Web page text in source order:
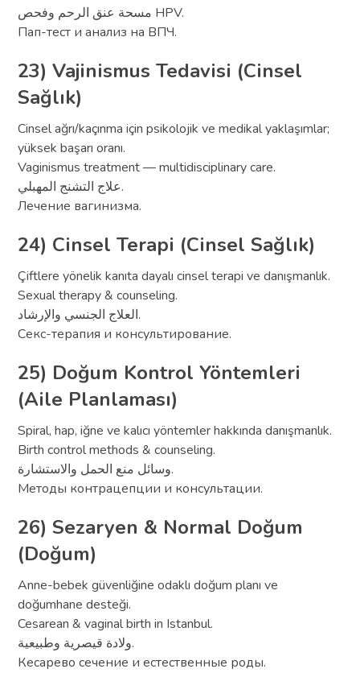
مسحة عنق الرحم وفحص HPV.
Пап-тест и анализ на ВПЧ.
23) Vajinismus Tedavisi (Cinsel
Sağlık)
Cinsel ağrı/kaçınma için psikolojik ve medikal yaklaşımlar;
yüksek başarı oranı.
Vaginismus treatment — multidisciplinary care.
علاج التشنج المهبلي.
Лечение вагинизма.
24) Cinsel Terapi (Cinsel Sağlık)
Çiftlere yönelik kanıta dayalı cinsel terapi ve danışmanlık.
Sexual therapy & counseling.
العلاج الجنسي والإرشاد.
Секс-терапия и консультирование.
25) Doğum Kontrol Yöntemleri
(Aile Planlaması)
Spiral, hap, iğne ve kalıcı yöntemler hakkında danışmanlık.
Birth control methods & counseling.
وسائل منع الحمل والاستشارة.
Методы контрацепции и консультации.
26) Sezaryen & Normal Doğum
(Doğum)
Anne-bebek güvenliğine odaklı doğum planı ve
doğumhane desteği.
Cesarean & vaginal birth in Istanbul.
ولادة قيصرية وطبيعية.
Кесарево сечение и естественные роды.